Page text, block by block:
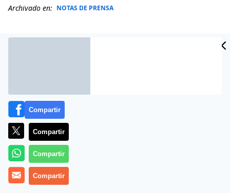
Archivado en: NOTAS DE PRENSA
Las dos principales plataformas de delivery en España,
Uber Eats y Glovo, han firmado un acuerdo de
Compartir
Compartir
Compartir
Compartir